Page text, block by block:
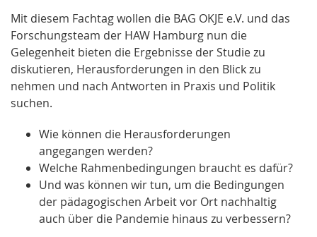
Mit diesem Fachtag wollen die BAG OKJE e.V. und das
Forschungsteam der HAW Hamburg nun die
Gelegenheit bieten die Ergebnisse der Studie zu
diskutieren, Herausforderungen in den Blick zu
nehmen und nach Antworten in Praxis und Politik
suchen.
Wie können die Herausforderungen
angegangen werden?
Welche Rahmenbedingungen braucht es dafür?
Und was können wir tun, um die Bedingungen
der pädagogischen Arbeit vor Ort nachhaltig
auch über die Pandemie hinaus zu verbessern?